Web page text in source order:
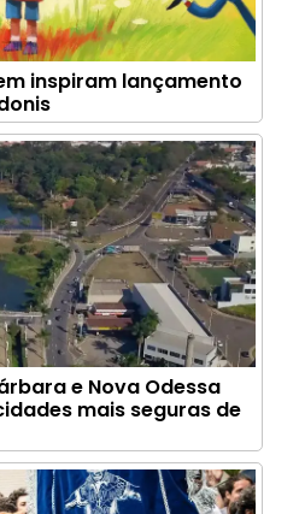
inspiram lançamento
e Nova Odessa
mais seguras de